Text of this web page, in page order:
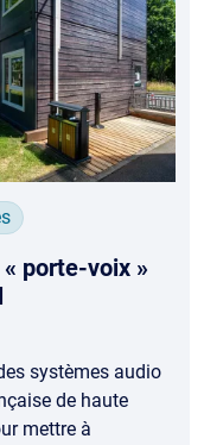
porte-voix »
systèmes audio
de haute
mettre à